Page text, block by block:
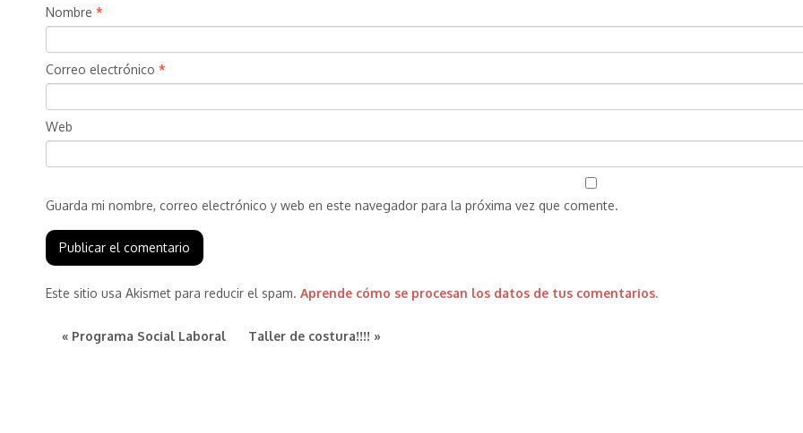
Nombre *
Correo electrónico *
Web
Guarda mi nombre, correo electrónico y web en este navegador para la próxima vez que comente.
Este sitio usa Akismet para reducir el spam. Aprende cómo se procesan los datos de tus comentarios.
« Programa Social Laboral Taller de costura!!!! »